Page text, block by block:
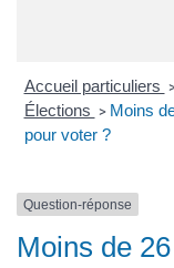
Accueil particuliers
Élections > Moins
pour voter ?
Question-réponse
Moins de